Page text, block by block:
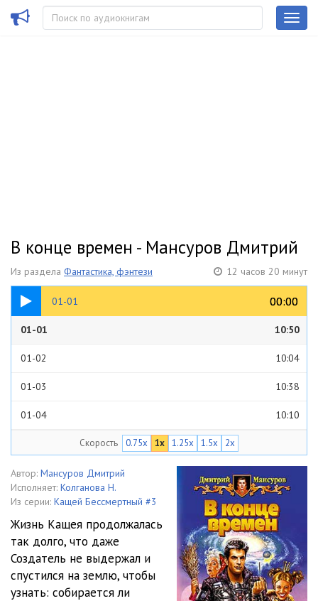
В конце времен - Мансуров Дмитрий
Из раздела Фантастика, фэнтези 12 часов 20 минут
01-01 00:00
00:00
10:50
01-01 10:50
01-02 10:04
01-03 10:38
01-04 10:10
01-06
01-07 10:10
02-01 10:10
02-02 11:05
02-03 12:17
Скорость 0.75x 1x 1.25x 1.5x 2x
Автор: Мансуров Дмитрий
Исполняет: Колганова Н.
Из серии: Кащей Бессмертный #3
Жизнь Кащея продолжалась
так долго, что даже
Создатель не выдержал и
спустился на землю, чтобы
узнать: собирается ли